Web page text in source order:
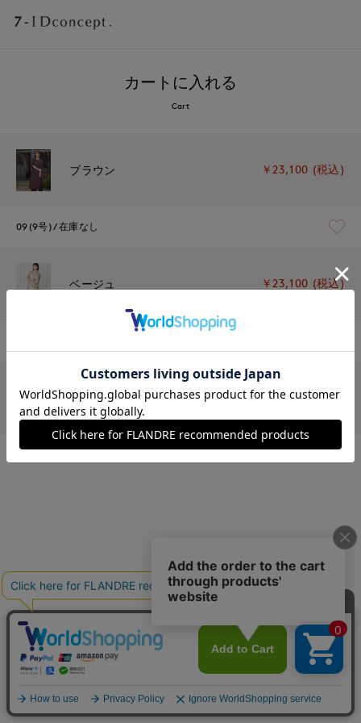
カートに入れる
Cart
ブラウン ￥23,100 (税込)
09(9号) 在庫なし
ベージュ ￥23,100 (税込)
モスグリーン ￥23,100 (税込)